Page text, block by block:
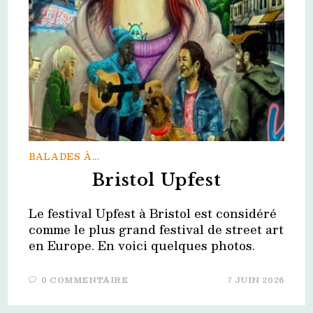
BALADES À...
Bristol Upfest
Le festival Upfest à Bristol est considéré
comme le plus grand festival de street art
en Europe. En voici quelques photos.
0 COMMENTAIRE 7 JUIN 2026